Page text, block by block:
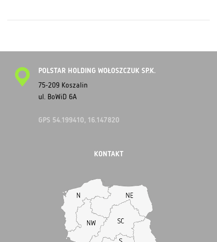
POLSTAR HOLDING WOŁOSZCZUK SP.K.
75-209 Koszalin
ul. BoWiD 6A
GPS 54.199410, 16.147820
KONTAKT